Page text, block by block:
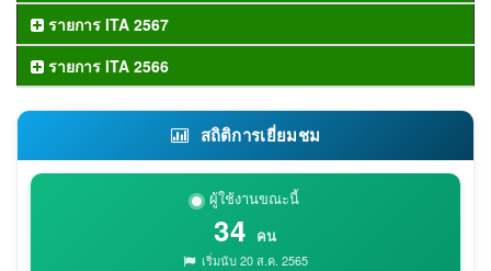
รายการ ITA 2567
รายการ ITA 2566
สถิติการเยี่ยมชม
ผู้ใช้งานขณะนี้
34 คน
เริ่มนับ 20 ส.ค. 2565